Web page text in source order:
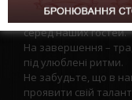
Захоплюючі
серед наших гостей.
На завершення –
під улюблені ритми.
Не забудьте, що в
проявити свій талант